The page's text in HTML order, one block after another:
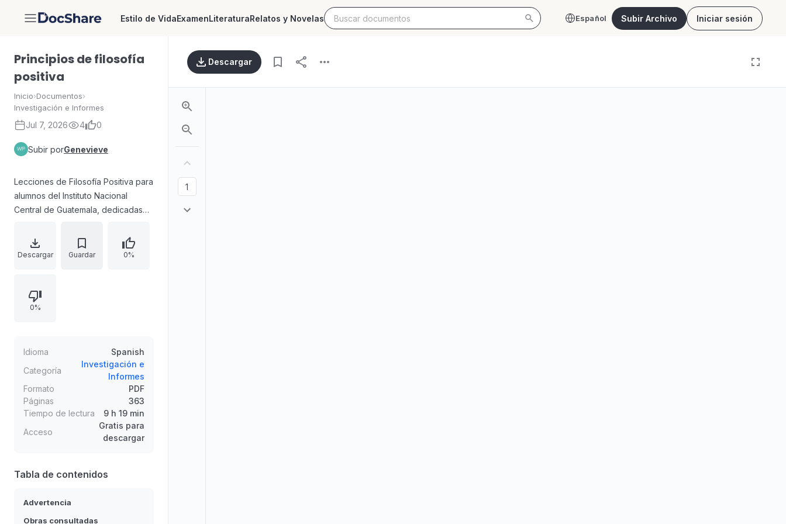
DocShare Estilo de VidaExamenLiteraturaRelatos y Novelas Español Subir Archivo Iniciar sesión
Principios de filosofía
positiva
Inicio›Documentos›
Investigación e Informes
Jul 7, 2026 4 0
Subir porGenevieve
Lecciones de Filosofía Positiva para
alumnos del Instituto Nacional
Central de Guatemala, dedicadas
redactadas como texto didáctico.
Expone la definición del positivismo
acción en la naturaleza mediante
razón, observación y experiencia.
educativa y social. Incluye un índice
estructurado por lecciones sobre
lógica y fundamentos del
conocimiento.
Descargar Guardar 0%
0%
Idioma
Spanish
Categoría
Investigación e
Informes
Formato
PDF
Páginas
363
Tiempo de lectura
9 h 19 min
Acceso
Gratis para
descargar
Tabla de contenidos
Advertencia
Obras consultadas
Descargar